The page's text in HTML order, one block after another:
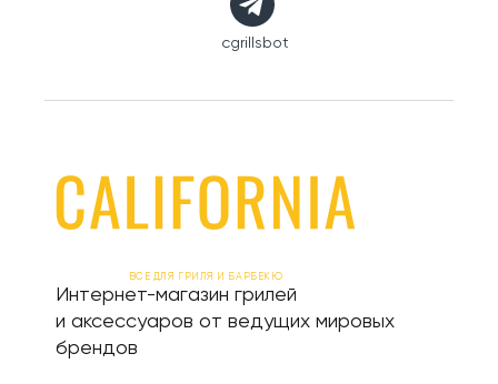
cgrillsbot
ВСЕ ДЛЯ ГРИЛЯ И БАРБЕКЮ
Интернет-магазин грилей
и аксессуаров от ведущих мировых
брендов